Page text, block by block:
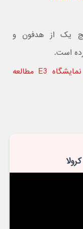
یک از هدفون و
است.
خبرهای بیشتر را در صفحه اختصاصی نمایشگاه E3 مطالعه